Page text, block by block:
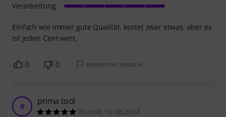
Einfach wie immer gute Qualität, kostet zwar etwas, aber es
ist jeden Cent wert.
Verarbeitung
0 0 BEWERTUNG MELDEN
R prima tool
RudolfJ 10.08.2014